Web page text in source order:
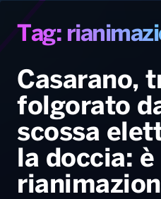
Hit
PALATOUR
Locali
Musica e
Sport
Radio
Playlist
Notiziario
Interviste
Oroscopo
Speciale
Gallery
Radio Norba
Voce al Bari
Battiti Live 2026
Gallery
Tag:
Casarano,
folgorato
scossa
la doccia: è